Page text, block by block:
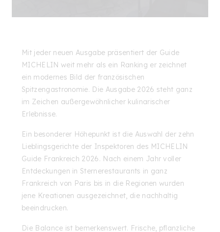
Mit jeder neuen Ausgabe präsentiert der Guide
MICHELIN weit mehr als ein Ranking er zeichnet
ein modernes Bild der französischen
Spitzengastronomie. Die Ausgabe 2026 steht ganz
im Zeichen außergewöhnlicher kulinarischer
Erlebnisse.
Ein besonderer Höhepunkt ist die Auswahl der zehn
Lieblingsgerichte der Inspektoren des MICHELIN
Guide Frankreich 2026. Nach einem Jahr voller
Entdeckungen in Sternerestaurants in ganz
Frankreich von Paris bis in die Regionen wurden
jene Kreationen ausgezeichnet, die nachhaltig
beeindrucken.
Die Balance ist bemerkenswert. Frische, pflanzliche